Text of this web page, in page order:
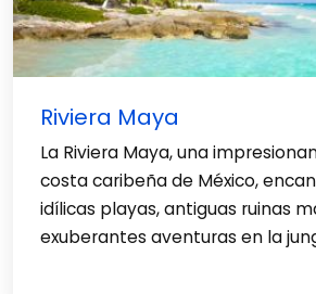
Riviera Maya
La Riviera Maya, una
costa caribeña de México,
idílicas playas, antiguas ruinas
exuberantes aventuras en la